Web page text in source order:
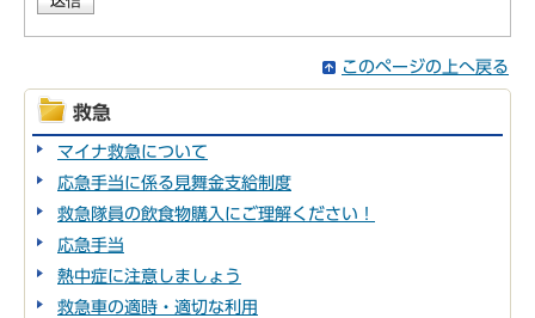
このページの上へ戻る
救急
マイナ救急について
応急手当に係る見舞金支給制度
救急隊員の飲食物購入にご理解ください！
応急手当
熱中症に注意しましょう
救急車の適時・適切な利用